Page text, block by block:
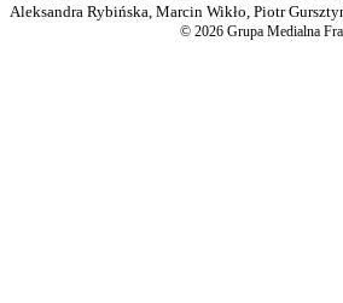
Aleksandra Rybińska, Marcin Wikło, Piotr
© 2026 Grupa Medialna